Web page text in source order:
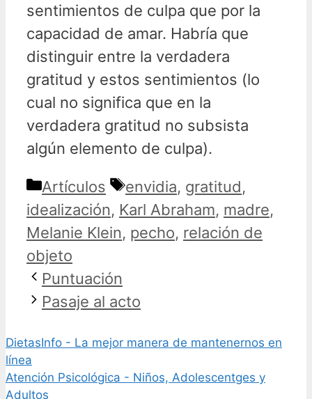
sentimientos de culpa que por la
capacidad de amar. Habría que
distinguir entre la verdadera
gratitud y estos sentimientos (lo
cual no significa que en la
verdadera gratitud no subsista
algún elemento de culpa).
Categorías
Artículos Etiquetas
envidia, gratitud,
idealización, Karl Abraham, madre,
Melanie Klein, pecho, relación de
objeto
Puntuación
Pasaje al acto
DietasInfo - La mejor manera de mantenernos en
línea
Atención Psicológica - Niños, Adolescentges y
Adultos